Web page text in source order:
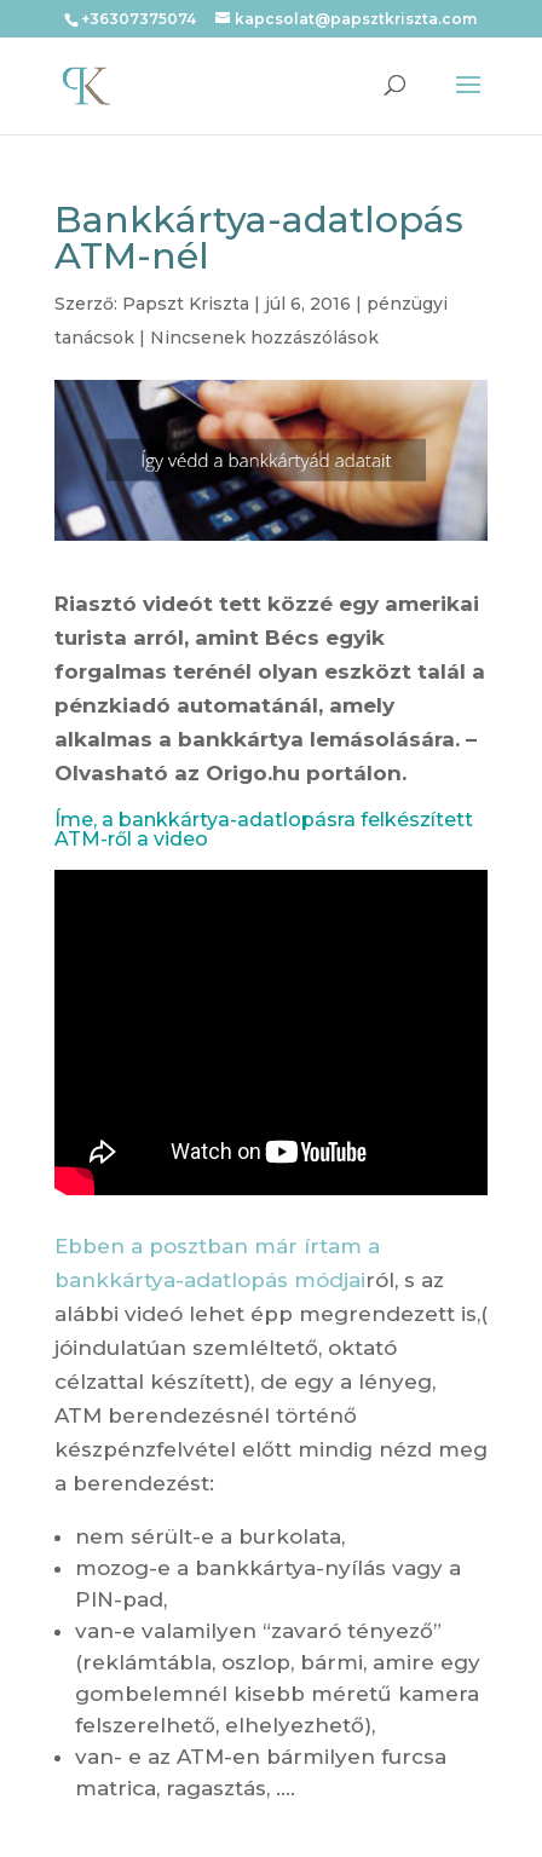
+36307375074 kapcsolat@papsztkriszta.com
Bankkártya-adatlopás
ATM-nél
Szerző: Papszt Kriszta | júl 6, 2016 | pénzügyi
tanácsok| Nincsenek hozzászólások
Riasztó videót tett közzé egy amerikai
turista arról, amint Bécs egyik
forgalmas terénél olyan eszközt talál a
pénzkiadó automatánál, amely
alkalmas a bankkártya lemásolására. –
Olvasható az Origo.hu portálon.
Íme, a bankkártya-adatlopásra felkészített
ATM-ről a video
Ebben a posztban már írtam a
bankkártya-adatlopás módjairól, s az
alábbi videó lehet épp megrendezett is,(
jóindulatúan szemléltető, oktató
célzattal készített), de egy a lényeg,
ATM berendezésnél történő
készpénzfelvétel előtt mindig nézd meg
a berendezést:
nem sérült-e a burkolata,
mozog-e a bankkártya-nyílás vagy a
PIN-pad,
van-e valamilyen “zavaró tényező”
(reklámtábla, oszlop, bármi, amire egy
gombelemnél kisebb méretű kamera
felszerelhető, elhelyezhető),
van- e az ATM-en bármilyen furcsa
matrica, ragasztás, ….